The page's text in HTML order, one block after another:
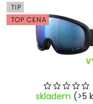
TIP
TOP CENA
skladem (>5